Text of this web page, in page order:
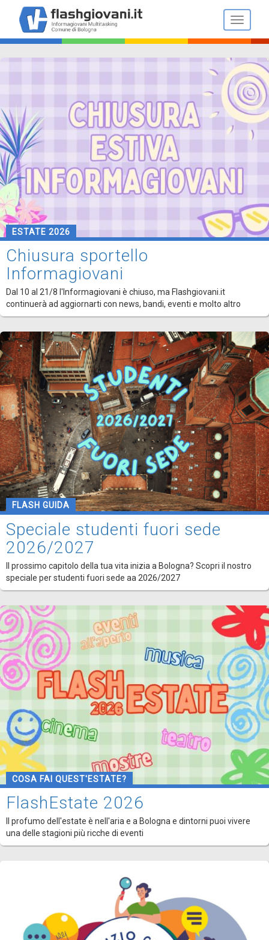
contenuto
principale
Toggle
ESTATE 2026
Chiusura sportello
Informagiovani
Dal 10 al 21/8 l'Informagiovani è chiuso, ma Flashgiovani.it
continuerà ad aggiornarti con news, bandi, eventi e molto altro
FLASH GUIDA
Speciale studenti fuori sede
2026/2027
Il prossimo capitolo della tua vita inizia a Bologna? Scopri il nostro
speciale per studenti fuori sede aa 2026/2027
COSA FAI QUEST'ESTATE?
FlashEstate 2026
Il profumo dell'estate è nell'aria e a Bologna e dintorni puoi vivere
una delle stagioni più ricche di eventi